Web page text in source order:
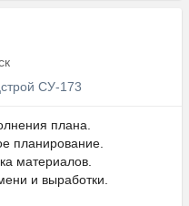
СУ-173
плана.
планирование.
материалов.
и выработки.